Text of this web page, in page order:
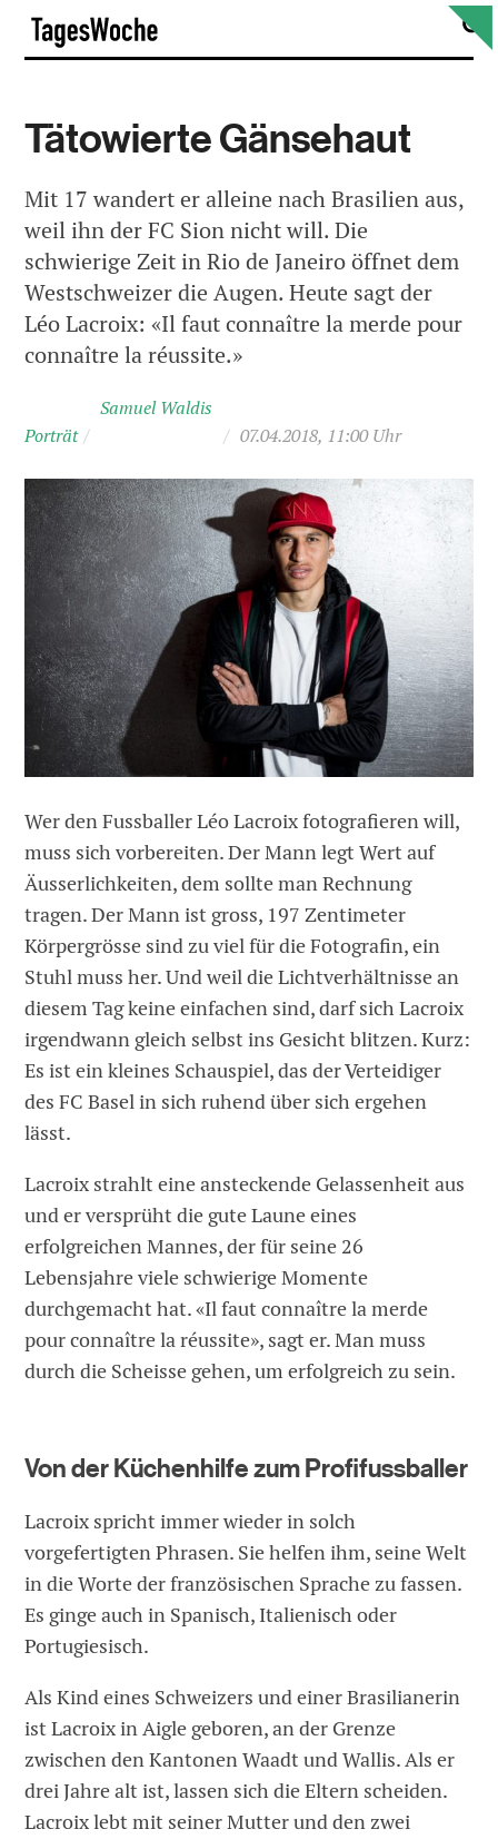
Skip
content
Tätowierte Gänsehaut
Mit 17 wandert er alleine nach Brasilien aus,
weil ihn der FC Sion nicht will. Die
schwierige Zeit in Rio de Janeiro öffnet dem
Westschweizer die Augen. Heute sagt der
Léo Lacroix: «Il faut connaître la merde pour
connaître la réussite.»
Porträt /
Samuel Waldis
/ 07.04.2018, 11:00 Uhr
Wer den Fussballer Léo Lacroix fotografieren will,
muss sich vorbereiten. Der Mann legt Wert auf
Äusserlichkeiten, dem sollte man Rechnung
tragen. Der Mann ist gross, 197 Zentimeter
Körpergrösse sind zu viel für die Fotografin, ein
Stuhl muss her. Und weil die Lichtverhältnisse an
diesem Tag keine einfachen sind, darf sich Lacroix
irgendwann gleich selbst ins Gesicht blitzen. Kurz:
Es ist ein kleines Schauspiel, das der Verteidiger
des FC Basel in sich ruhend über sich ergehen
lässt.
Lacroix strahlt eine ansteckende Gelassenheit aus
und er versprüht die gute Laune eines
erfolgreichen Mannes, der für seine 26
Lebensjahre viele schwierige Momente
durchgemacht hat. «Il faut connaître la merde
pour connaître la réussite», sagt er. Man muss
durch die Scheisse gehen, um erfolgreich zu sein.
Von der Küchenhilfe zum Profifussballer
Lacroix spricht immer wieder in solch
vorgefertigten Phrasen. Sie helfen ihm, seine Welt
in die Worte der französischen Sprache zu fassen.
Es ginge auch in Spanisch, Italienisch oder
Portugiesisch.
Als Kind eines Schweizers und einer Brasilianerin
ist Lacroix in Aigle geboren, an der Grenze
zwischen den Kantonen Waadt und Wallis. Als er
drei Jahre alt ist, lassen sich die Eltern scheiden.
Lacroix lebt mit seiner Mutter und den zwei